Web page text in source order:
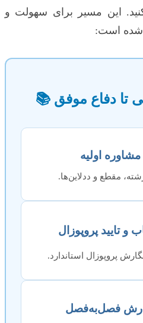
این مسیر برای سهولت و
شده است:
تا دفاع موفق 📚
مقطع و ددلاین‌ها.
پروپوزال استاندارد.